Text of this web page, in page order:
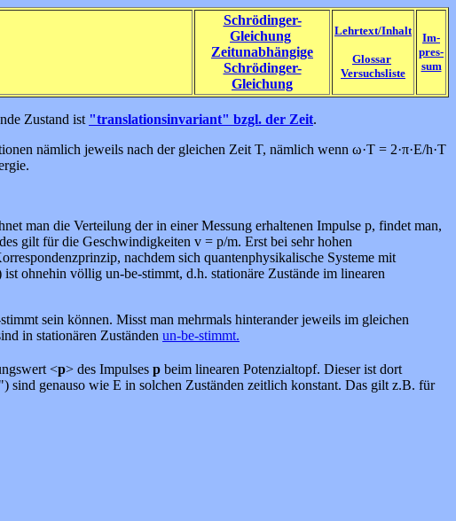
Schrödinger-
Gleichung
Zeitunabhängige
Schrödinger-
Gleichung
Lehrtext/Inhalt
Glossar
Versuchsliste
Im-
pres-
sum
Zustand ist "translationsinvariant" bzgl. der Zeit.
nämlich jeweils nach der gleichen Zeit T, nämlich wenn ω·T = 2·π·E/h·T
man die Verteilung der in einer Messung erhaltenen Impulse p, findet man,
gilt für die Geschwindigkeiten v = p/m. Erst bei sehr hohen
nachdem sich quantenphysikalische Systeme mit
ist ohnehin völlig un-be-stimmt, d.h. stationäre Zustände im linearen
sein können. Misst man mehrmals hinterander jeweils im gleichen
in stationären Zuständen un-be-stimmt.
<p> des Impulses p beim linearen Potenzialtopf. Dieser ist dort
sind genauso wie E in solchen Zuständen zeitlich konstant. Das gilt z.B. für